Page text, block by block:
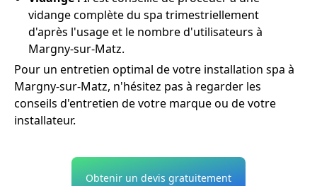
vidange complète du spa trimestriellement
d'après l'usage et le nombre d'utilisateurs à
Margny-sur-Matz.
Pour un entretien optimal de votre installation spa à
Margny-sur-Matz, n'hésitez pas à regarder les
conseils d'entretien de votre marque ou de votre
installateur.
Obtenir un devis gratuitement